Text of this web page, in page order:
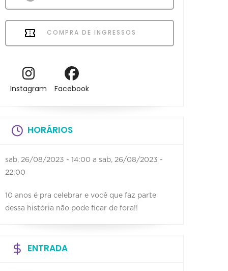
COMPRA DE INGRESSOS
Instagram Facebook
HORÁRIOS
sab, 26/08/2023 - 14:00 a sab, 26/08/2023 -
22:00
10 anos é pra celebrar e você que faz parte
dessa história não pode ficar de fora!!
ENTRADA